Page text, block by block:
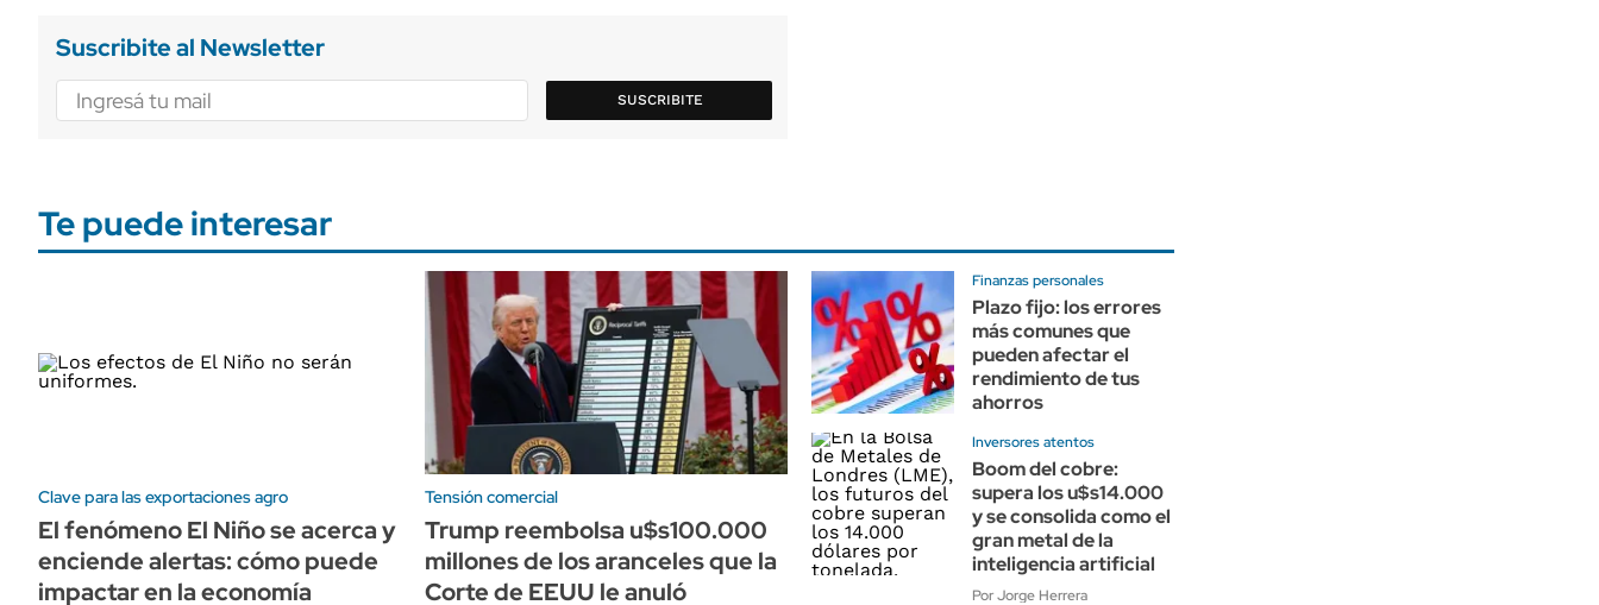
Suscribite al Newsletter
SUSCRIBITE
Te puede interesar
Clave para las exportaciones agro
El fenómeno El Niño se acerca y
enciende alertas: cómo puede
impactar en la economía
Tensión comercial
Trump reembolsa u$s100.000
millones de los aranceles que la
Corte de EEUU le anuló
Finanzas personales
Plazo fijo: los errores
más comunes que
pueden afectar el
rendimiento de tus
ahorros
Inversores atentos
Boom del cobre:
supera los u$s14.000
y se consolida como el
gran metal de la
inteligencia artificial
Por Jorge Herrera